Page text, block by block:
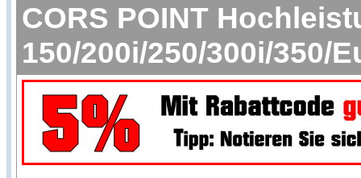
CORS POINT
150/200i/250/300i/350/